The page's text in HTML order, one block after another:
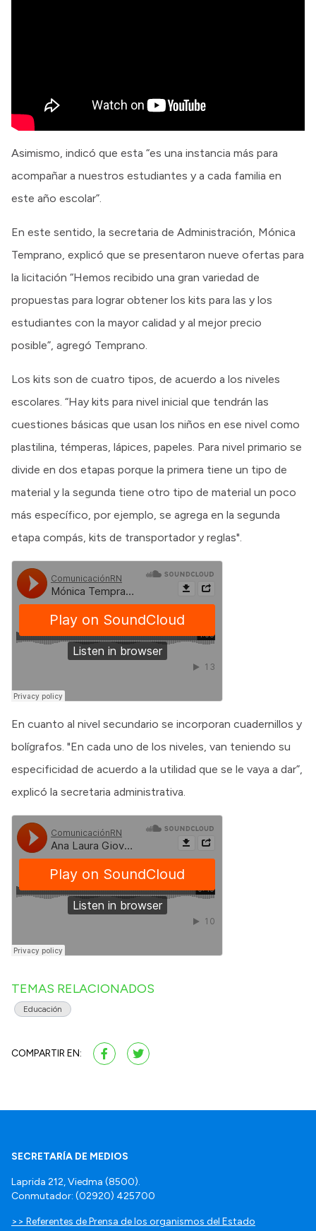
Asimismo, indicó que esta “es una instancia más para
acompañar a nuestros estudiantes y a cada familia en
este año escolar”.
En este sentido, la secretaria de Administración, Mónica
Temprano, explicó que se presentaron nueve ofertas para
la licitación “Hemos recibido una gran variedad de
propuestas para lograr obtener los kits para las y los
estudiantes con la mayor calidad y al mejor precio
posible”, agregó Temprano.
Los kits son de cuatro tipos, de acuerdo a los niveles
escolares. “Hay kits para nivel inicial que tendrán las
cuestiones básicas que usan los niños en ese nivel como
plastilina, témperas, lápices, papeles. Para nivel primario se
divide en dos etapas porque la primera tiene un tipo de
material y la segunda tiene otro tipo de material un poco
más específico, por ejemplo, se agrega en la segunda
etapa compás, kits de transportador y reglas".
En cuanto al nivel secundario se incorporan cuadernillos y
bolígrafos. "En cada uno de los niveles, van teniendo su
especificidad de acuerdo a la utilidad que se le vaya a dar”,
explicó la secretaria administrativa.
TEMAS RELACIONADOS
Educación
COMPARTIR EN:
SECRETARÍA DE MEDIOS
Laprida 212, Viedma (8500).
Conmutador: (02920) 425700
>> Referentes de Prensa de los organismos del Estado